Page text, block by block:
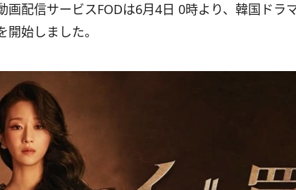
画配信サービスFODは6月4日 0時より、韓国ドラ
始しました。